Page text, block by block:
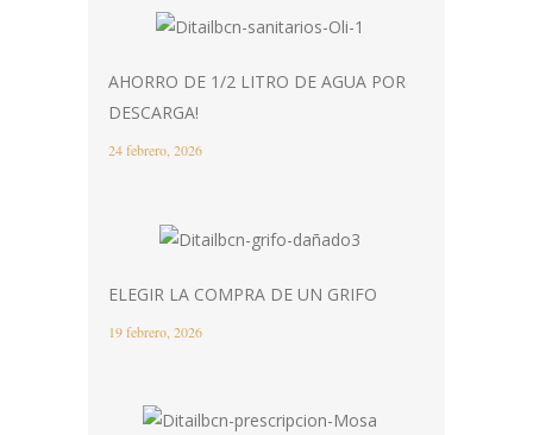
AHORRO DE 1/2 LITRO DE AGUA POR
DESCARGA!
24 febrero, 2026
ELEGIR LA COMPRA DE UN GRIFO
19 febrero, 2026